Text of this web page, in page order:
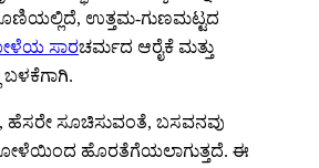
ಉತ್ತಮ-ಗುಣಮಟ್ಟದ
ಸಾರಚರ್ಮದ ಆರೈಕೆ ಮತ್ತು
, ಹೆಸರೇ ಸೂಚಿಸುವಂತೆ, ಬಸವನವು
ಹೊರತೆಗೆಯಲಾಗುತ್ತದೆ. ಈ